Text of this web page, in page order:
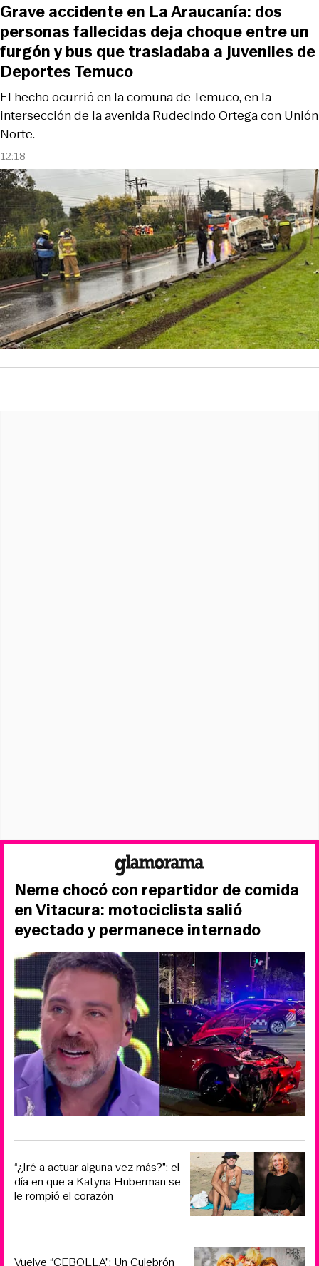
12:18
El hecho ocurrió en la comuna de Temuco, en la
intersección de la avenida Rudecindo Ortega con Unión
Norte.
Grave accidente en La Araucanía: dos
personas fallecidas deja choque entre un
furgón y bus que trasladaba a juveniles de
Deportes Temuco
Neme chocó con repartidor de comida
en Vitacura: motociclista salió
eyectado y permanece internado
“¿Iré a actuar alguna vez más?”: el
día en que a Katyna Huberman se
le rompió el corazón
Vuelve “CEBOLLA”: Un Culebrón